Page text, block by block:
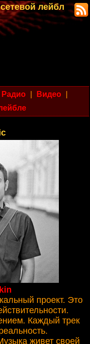
лейбл
Радио Видео
проект. Это
Каждый трек
живет своей